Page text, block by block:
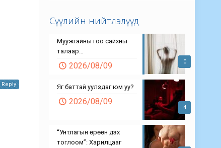
Reply
Сүүлийн нийтлэлүүд
0
Муужгайны гоо сайхны
талаар…
2026/08/09
4
Яг баттай уулздаг юм уу?
2026/08/09
“Унтлагын өрөөн дэх
тоглоом”: Харилцааг